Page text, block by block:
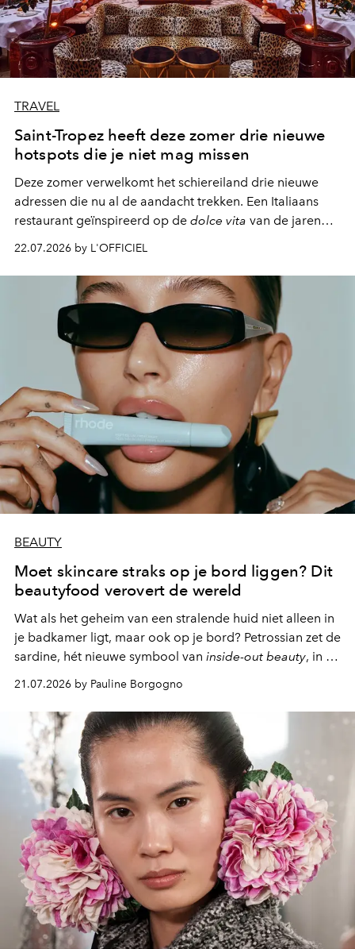
TRAVEL
Saint-Tropez heeft deze zomer drie nieuwe
hotspots die je niet mag missen
Deze zomer verwelkomt het schiereiland drie nieuwe
adressen die nu al de aandacht trekken. Een Italiaans
restaurant geïnspireerd op de dolce vita van de jaren
zestig, een Japanse hotspot die na zonsondergang
verandert in een bruisende ontmoetingsplek en de
legendarische Parijse club Raspoutine die eindelijk
neerstrijkt in Saint-Tropez. Dit zijn de nieuwe adressen
die deze zomer de toon zetten, van lange lunches tot
zwoele nachten.
22.07.2026 by L'OFFICIEL
BEAUTY
Moet skincare straks op je bord liggen? Dit
beautyfood verovert de wereld
Wat als het geheim van een stralende huid niet alleen in
je badkamer ligt, maar ook op je bord? Petrossian zet de
sardine, hét nieuwe symbool van inside-out beauty, in de
kijker met twee gastronomische creaties.
21.07.2026 by Pauline Borgogno